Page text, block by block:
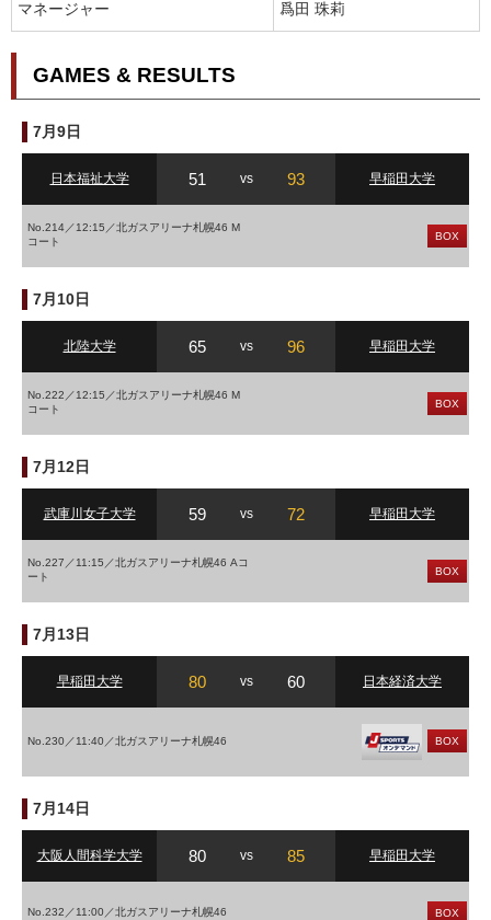
マネージャー 爲田 珠莉
GAMES & RESULTS
7月9日
日本福祉大学 51 vs 93 早稲田大学
No.214／12:15／北ガスアリーナ札幌46 M
コート
BOX
7月10日
北陸大学 65 vs 96 早稲田大学
No.222／12:15／北ガスアリーナ札幌46 M
コート
BOX
7月12日
武庫川女子大学 59 vs 72 早稲田大学
No.227／11:15／北ガスアリーナ札幌46 Aコ
ート
BOX
7月13日
早稲田大学 80 vs 60 日本経済大学
No.230／11:40／北ガスアリーナ札幌46 BOX
7月14日
大阪人間科学大学 80 vs 85 早稲田大学
No.232／11:00／北ガスアリーナ札幌46 BOX